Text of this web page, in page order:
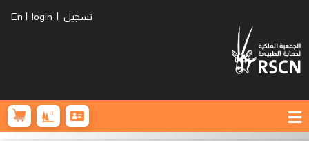
تسجيل |
login
|
En